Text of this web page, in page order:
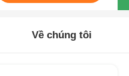
Về chúng tôi